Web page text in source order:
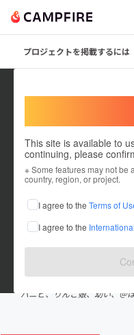
プロジェクトを掲載するには
This site is available to
continuing, please
※ Some features may not
country, region, or project.
I agree to the Terms of
I agree to the
これまでに2回支援して1件
在住国：未設定
出身国：未設定
小明公認「秋葉のおとうと
(^^) アイドル、特撮、雑貨好
バニビ、りんご娘、幼い、＠